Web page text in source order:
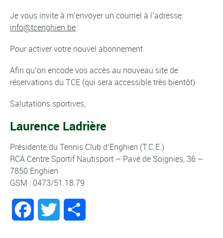
Je vous invite à m’envoyer un courriel à l’adresse:
info@tcenghien.be
Pour activer votre nouvel abonnement
Afin qu’on encode vos accès au nouveau site de
réservations du TCE (qui sera accessible très bientôt)
Salutations sportives,
Laurence Ladrière
Présidente du Tennis Club d’Enghien (T.C.E.)
RCA Centre Sportif Nautisport – Pavé de Soignies, 36 –
7850 Enghien
GSM : 0473/51.18.79
FacebookTwitter